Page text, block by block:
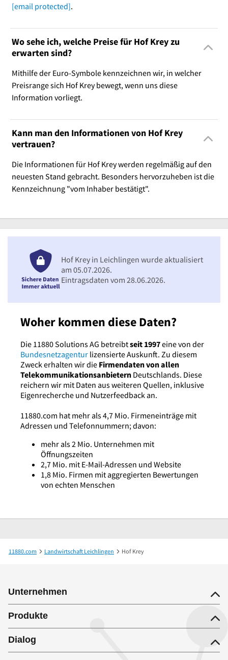
[email protected].
Wo sehe ich, welche Preise für Hof Krey zu
erwarten sind?
Mithilfe der Euro-Symbole kennzeichnen wir, in welcher
Preisrange sich Hof Krey bewegt, wenn uns diese
Information vorliegt.
Kann man den Informationen von Hof Krey
vertrauen?
Die Informationen für Hof Krey werden regelmäßig auf den
neuesten Stand gebracht. Besonders hervorzuheben ist die
Kennzeichnung "vom Inhaber bestätigt".
Woher kommen diese Daten?
Die 11880 Solutions AG betreibtseit 1997eine von der
Bundesnetzagentur lizensierte Auskunft. Zu diesem
Zweck erhalten wir die Firmendaten von allen
Telekommunikationsanbietern Deutschlands. Diese
reichern wir mit Daten aus weiteren Quellen, inklusive
Eigenrecherche und Nutzerfeedback an.
11880.com hat mehr als 4,7 Mio. Firmeneinträge mit
Adressen und Telefonnummern; davon:
mehr als 2 Mio. Unternehmen mit
Öffnungszeiten
2,7 Mio. mit E-Mail-Adressen und Website
1,8 Mio. Firmen mit aggregierten Bewertungen
von echten Menschen
Hof Krey in Leichlingen wurde aktualisiert
am 05.07.2026.
Eintragsdaten vom 28.06.2026.
11880.com Landwirtschaft Leichlingen Hof Krey
Unternehmen
Produkte
Dialog